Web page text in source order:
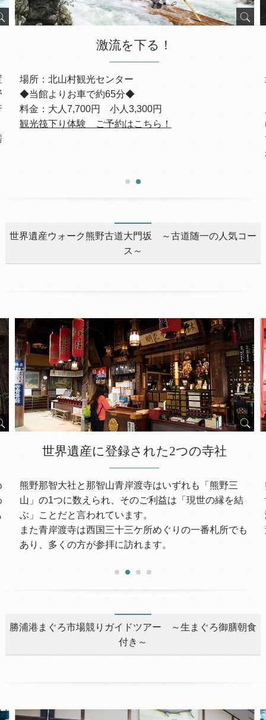
激流を下る！
場所：北山村観光センター
◆当館よりお車で約65分◆
料金：大人7,700円 小人3,300円
観光筏下り体験 ご予約はこちら！
世界遺産ウォーク熊野古道大門坂 ～古道随一の人気コー
ス～
世界遺産に登録された2つの寺社
熊野那智大社と那智山青岸渡寺はいずれも「熊野三
山」の1つに数えられ、そのご利益は「現世の縁を結
ぶ」ことだと言われています。
また青岸渡寺は西国三十三ケ所めぐりの一番札所でも
あり、多くの方が参拝に訪れます。
勝浦港まぐろ市場競りガイドツアー ～生まぐろ御膳朝食
付き～